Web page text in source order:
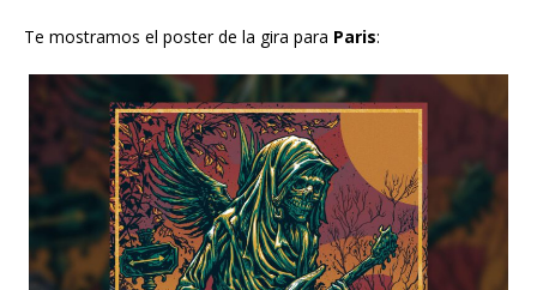
Te mostramos el poster de la gira para Paris: